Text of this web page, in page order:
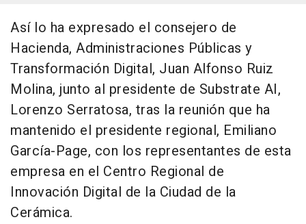
Así lo ha expresado el consejero de
Hacienda, Administraciones Públicas y
Transformación Digital, Juan Alfonso Ruiz
Molina, junto al presidente de Substrate AI,
Lorenzo Serratosa, tras la reunión que ha
mantenido el presidente regional, Emiliano
García-Page, con los representantes de esta
empresa en el Centro Regional de
Innovación Digital de la Ciudad de la
Cerámica.